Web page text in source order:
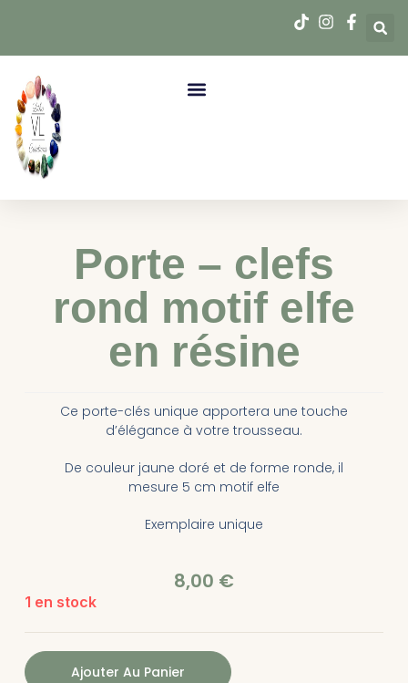
Porte – clefs
rond motif elfe
en résine
Ce porte-clés unique apportera une touche
d’élégance à votre trousseau.
De couleur jaune doré et de forme ronde, il
mesure 5 cm motif elfe
Exemplaire unique
8,00 €
1 en stock
Ajouter Au Panier